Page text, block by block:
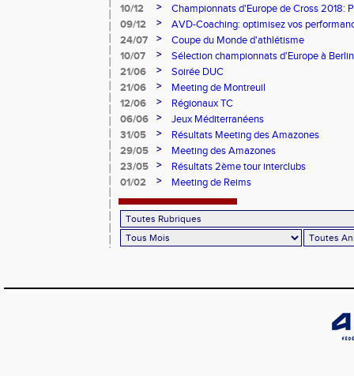
10/12
>
Championnats d'Europe de Cross 2018:
Argent
09/12 >
AVD-Coaching: optimisez vos
mentale!
24/07 >
Coupe du Monde d'athlétisme
10/07
>
Sélection championnats d'Europe à Berlin
21/06
>
Soirée DUC
21/06
>
Meeting de Montreuil
12/06
>
Régionaux TC
06/06
>
Jeux Méditerranéens
31/05
>
Résultats Meeting des Amazones
29/05
>
Meeting des Amazones
23/05
>
Résultats 2ème tour interclubs
01/02
> Meeting de Reims